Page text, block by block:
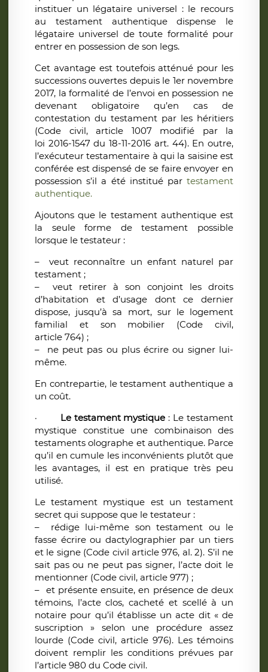
instituer un légataire universel : le recours
au testament authentique dispense le
légataire universel de toute formalité pour
entrer en possession de son legs.
Cet avantage est toutefois atténué pour les
successions ouvertes depuis le 1er novembre
2017, la formalité de l’envoi en possession ne
devenant obligatoire qu’en cas de
contestation du testament par les héritiers
(Code civil, article 1007 modifié par la
loi 2016-1547 du 18-11-2016 art. 44). En outre,
l’exécuteur testamentaire à qui la saisine est
conférée est dispensé de se faire envoyer en
possession s’il a été institué par testament
authentique.
Ajoutons que le testament authentique est
la seule forme de testament possible
lorsque le testateur :
– veut reconnaître un enfant naturel par
testament ;
– veut retirer à son conjoint les droits
d’habitation et d’usage dont ce dernier
dispose, jusqu’à sa mort, sur le logement
familial et son mobilier (Code civil,
article 764) ;
– ne peut pas ou plus écrire ou signer lui-
même.
En contrepartie, le testament authentique a
un coût.
·
Le testament mystique : Le testament
mystique constitue une combinaison des
testaments olographe et authentique. Parce
qu’il en cumule les inconvénients plutôt que
les avantages, il est en pratique très peu
utilisé.
Le testament mystique est un testament
secret qui suppose que le testateur :
– rédige lui-même son testament ou le
fasse écrire ou dactylographier par un tiers
et le signe (Code civil article 976, al. 2). S’il ne
sait pas ou ne peut pas signer, l’acte doit le
mentionner (Code civil, article 977) ;
– et présente ensuite, en présence de deux
témoins, l’acte clos, cacheté et scellé à un
notaire pour qu’il établisse un acte dit « de
suscription » selon une procédure assez
lourde (Code civil, article 976). Les témoins
doivent remplir les conditions prévues par
l’article 980 du Code civil.